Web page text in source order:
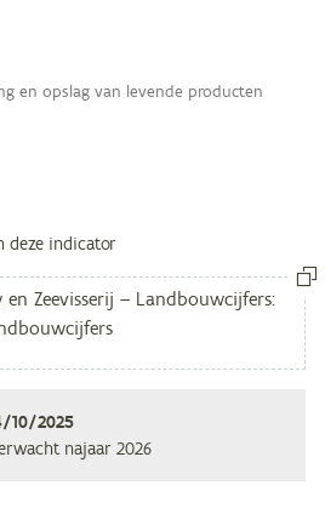
en opslag van levende producten
deze indicator
10/2025
najaar 2026